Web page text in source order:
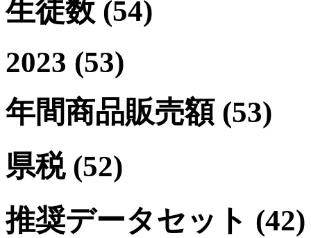
生徒数 (54)
2023 (53)
年間商品販売額 (53)
県税 (52)
推奨データセット (42)